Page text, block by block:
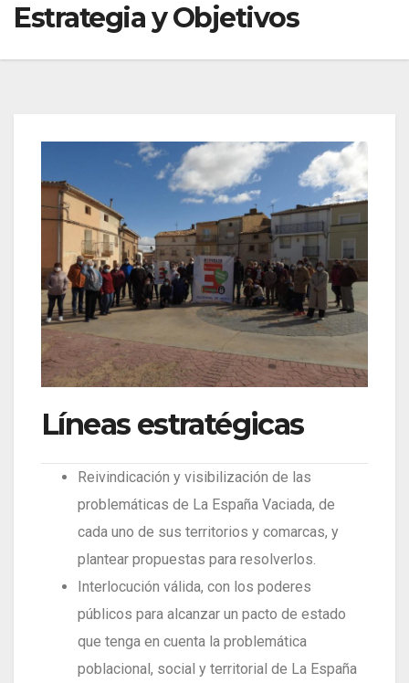
Estrategia y Objetivos
Líneas estratégicas
Reivindicación y visibilización de las
problemáticas de La España Vaciada, de
cada uno de sus territorios y comarcas, y
plantear propuestas para resolverlos.
Interlocución válida, con los poderes
públicos para alcanzar un pacto de estado
que tenga en cuenta la problemática
poblacional, social y territorial de La España